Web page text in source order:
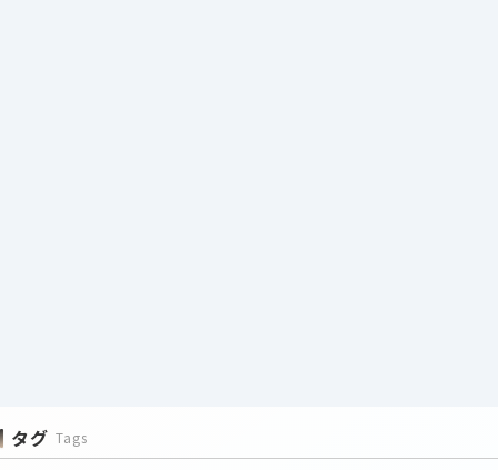
タグ Tags